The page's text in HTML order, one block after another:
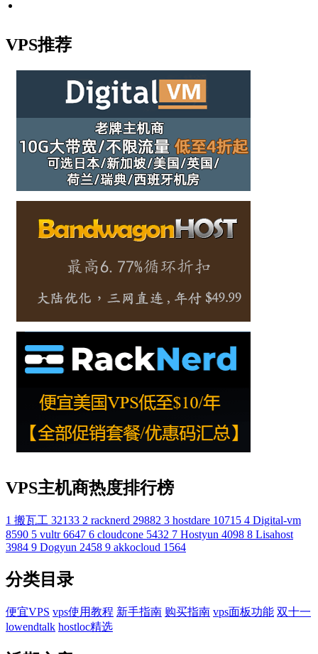
VPS推荐
VPS主机商热度排行榜
1 搬瓦工 32133 2 racknerd 29882 3 hostdare 10715 4 Digital-vm
8590 5 vultr 6647 6 cloudcone 5432 7 Hostyun 4098 8 Lisahost
3984 9 Dogyun 2458 9 akkocloud 1564
分类目录
便宜VPS vps使用教程 新手指南 购买指南 vps面板功能 双十一
lowendtalk hostloc精选